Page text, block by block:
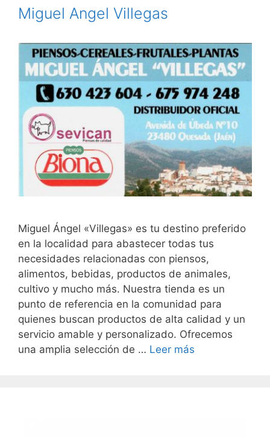
Miguel Angel Villegas
Miguel Ángel «Villegas» es tu destino preferido
en la localidad para abastecer todas tus
necesidades relacionadas con piensos,
alimentos, bebidas, productos de animales,
cultivo y mucho más. Nuestra tienda es un
punto de referencia en la comunidad para
quienes buscan productos de alta calidad y un
servicio amable y personalizado. Ofrecemos
una amplia selección de … Leer más